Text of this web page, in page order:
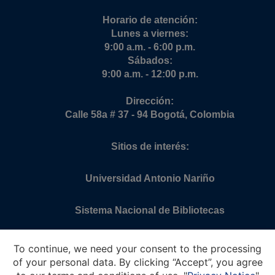
Horario de atención:
Lunes a viernes:
9:00 a.m. - 6:00 p.m.
Sábados:
9:00 a.m. - 12:00 p.m.
Dirección:
Calle 58a # 37 - 94 Bogotá, Colombia
Sitios de interés:
Universidad Antonio Nariño
Sistema Nacional de Bibliotecas
To continue, we need your consent to the processing
of your personal data. By clicking “Accept”, you agree